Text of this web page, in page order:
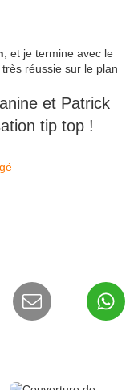
, et je termine avec le
réussie sur le plan
et Patrick
tip top !